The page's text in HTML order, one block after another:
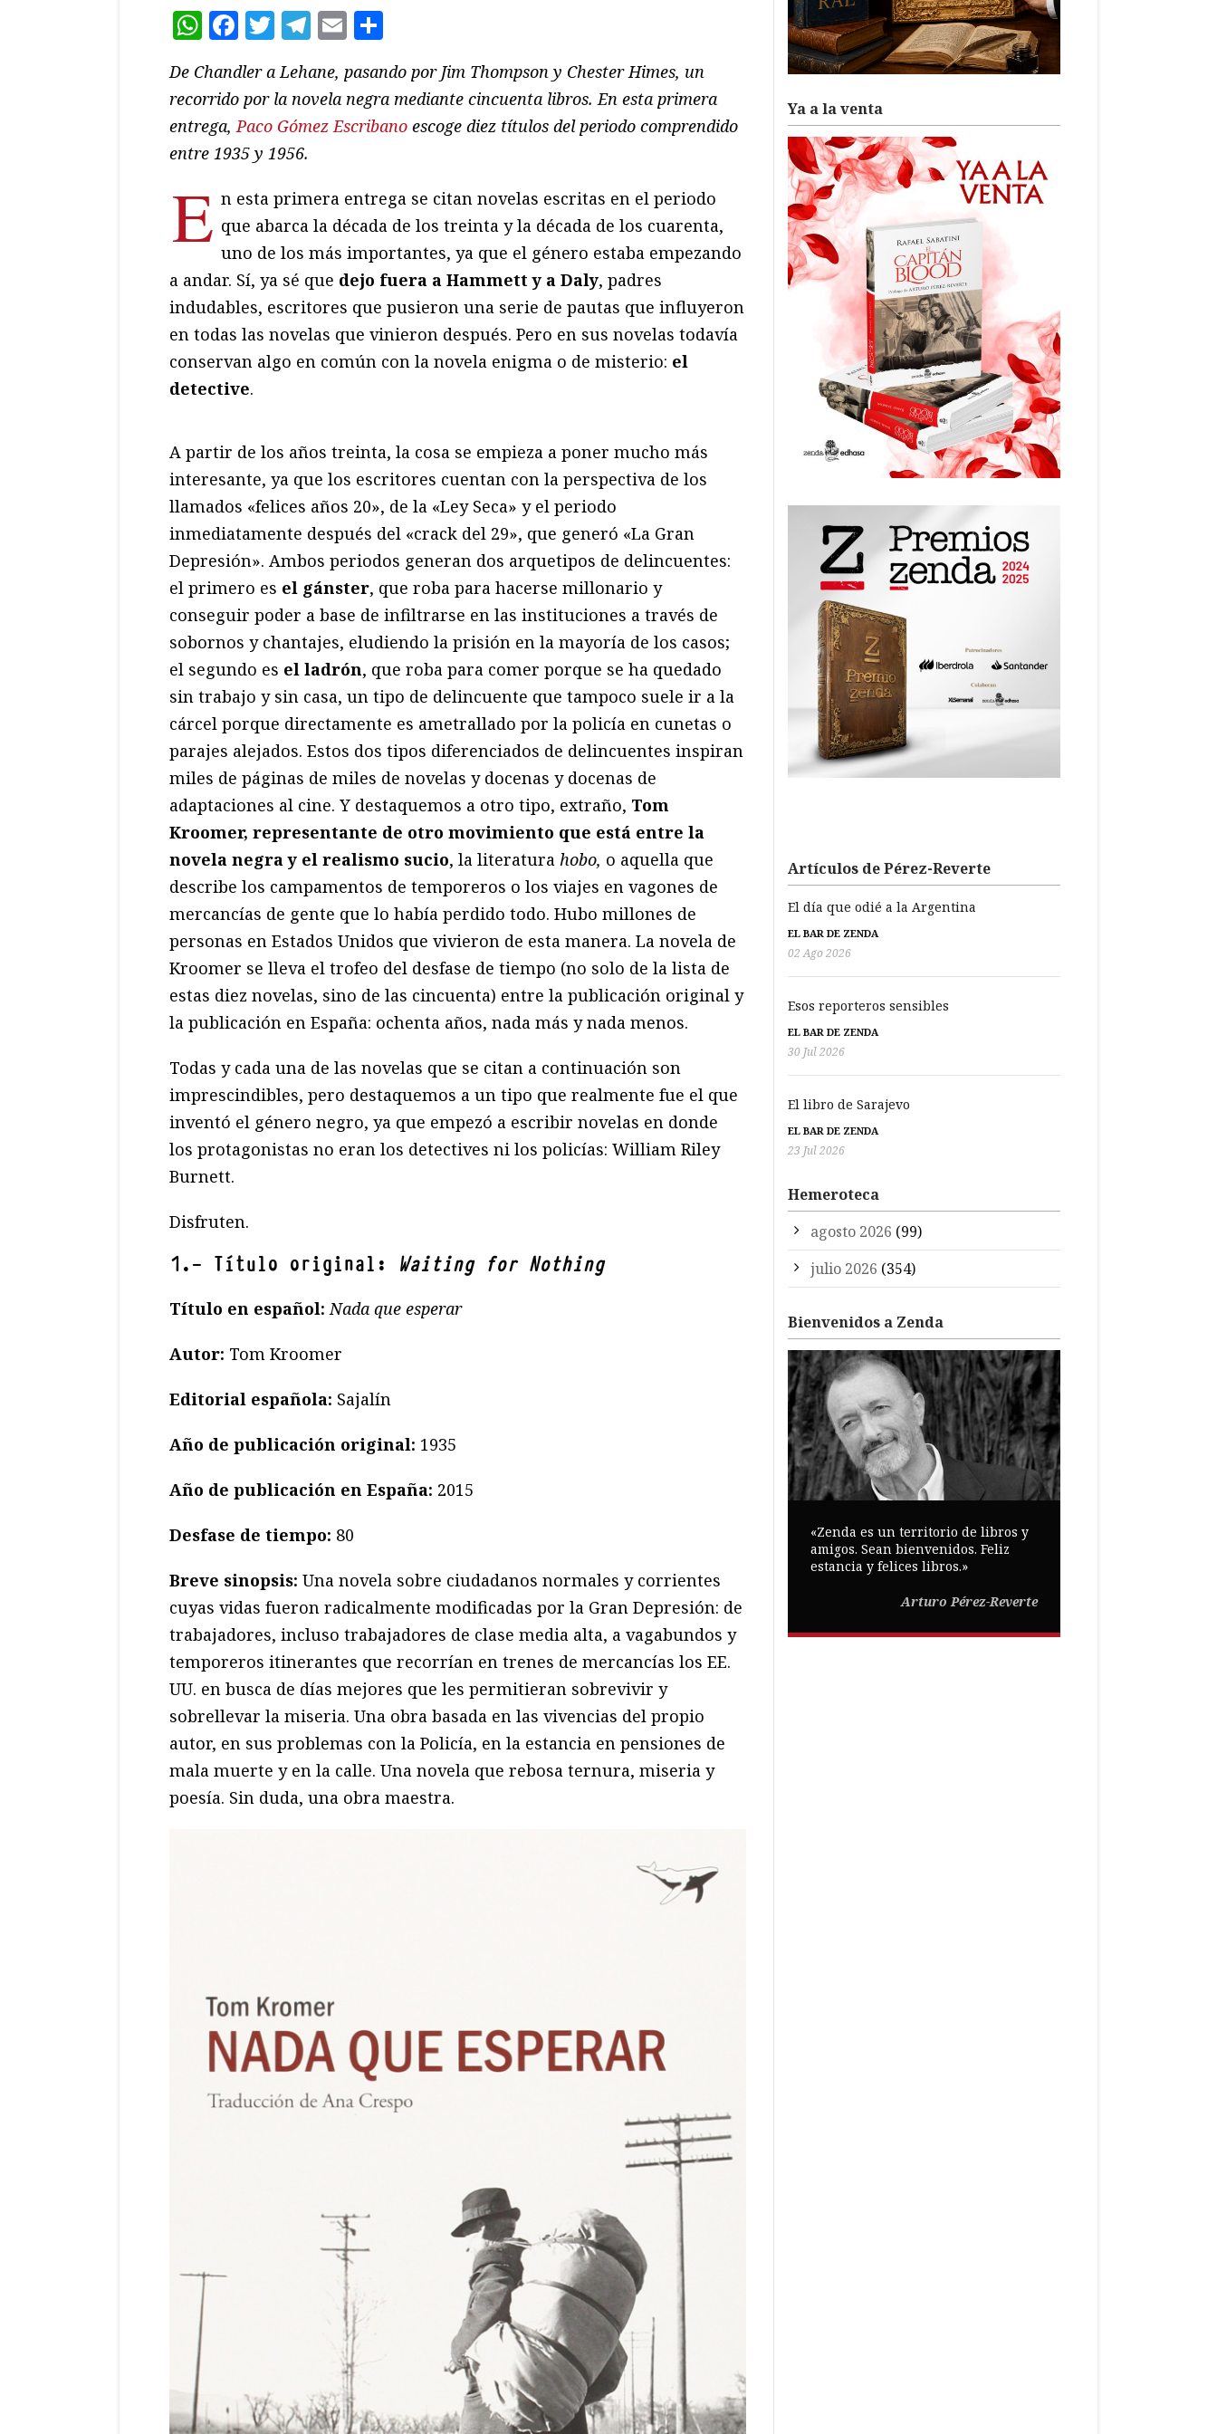
WhatsApp
Facebook
Twitter
Telegram
Email
De Chandler a Lehane, pasando por Jim Thompson y Chester Himes, un
recorrido por la novela negra mediante cincuenta libros. En esta primera
entrega,Paco Gómez Escribano escoge diez títulos del periodo comprendido
entre 1935 y 1956.
E n esta primera entrega se citan novelas escritas en el periodo
que abarca la década de los treinta y la década de los cuarenta,
uno de los más importantes, ya que el género estaba empezando
a andar. Sí, ya sé que dejo fuera a Hammett y a Daly, padres
indudables, escritores que pusieron una serie de pautas que influyeron
en todas las novelas que vinieron después. Pero en sus novelas todavía
conservan algo en común con la novela enigma o de misterio: el
detective.
A partir de los años treinta, la cosa se empieza a poner mucho más
interesante, ya que los escritores cuentan con la perspectiva de los
llamados «felices años 20», de la «Ley Seca» y el periodo
inmediatamente después del «crack del 29», que generó «La Gran
Depresión». Ambos periodos generan dos arquetipos de delincuentes:
el primero es el gánster, que roba para hacerse millonario y
conseguir poder a base de infiltrarse en las instituciones a través de
sobornos y chantajes, eludiendo la prisión en la mayoría de los casos;
el segundo es el ladrón, que roba para comer porque se ha quedado
sin trabajo y sin casa, un tipo de delincuente que tampoco suele ir a la
cárcel porque directamente es ametrallado por la policía en cunetas o
parajes alejados. Estos dos tipos diferenciados de delincuentes inspiran
miles de páginas de miles de novelas y docenas y docenas de
adaptaciones al cine. Y destaquemos a otro tipo, extraño, Tom
Kroomer, representante de otro movimiento que está entre la
novela negra y el realismo sucio, la literatura hobo, o aquella que
describe los campamentos de temporeros o los viajes en vagones de
mercancías de gente que lo había perdido todo. Hubo millones de
personas en Estados Unidos que vivieron de esta manera. La novela de
Kroomer se lleva el trofeo del desfase de tiempo (no solo de la lista de
estas diez novelas, sino de las cincuenta) entre la publicación original y
la publicación en España: ochenta años, nada más y nada menos.
Todas y cada una de las novelas que se citan a continuación son
imprescindibles, pero destaquemos a un tipo que realmente fue el que
inventó el género negro, ya que empezó a escribir novelas en donde
los protagonistas no eran los detectives ni los policías: William Riley
Burnett.
Disfruten.
1.- Título original: Waiting for Nothing
Título en español:Nada que esperar
Autor: Tom Kroomer
Editorial española: Sajalín
Año de publicación original: 1935
Año de publicación en España: 2015
Desfase de tiempo: 80
Breve sinopsis: Una novela sobre ciudadanos normales y corrientes
cuyas vidas fueron radicalmente modificadas por la Gran Depresión: de
trabajadores, incluso trabajadores de clase media alta, a vagabundos y
temporeros itinerantes que recorrían en trenes de mercancías los EE.
UU. en busca de días mejores que les permitieran sobrevivir y
sobrellevar la miseria. Una obra basada en las vivencias del propio
autor, en sus problemas con la Policía, en la estancia en pensiones de
mala muerte y en la calle. Una novela que rebosa ternura, miseria y
poesía. Sin duda, una obra maestra.
Ya a la venta
Artículos de Pérez-Reverte
El día que odié a la Argentina
EL BAR DE ZENDA
02 Ago 2026
Esos reporteros sensibles
EL BAR DE ZENDA
30 Jul 2026
El libro de Sarajevo
EL BAR DE ZENDA
23 Jul 2026
Hemeroteca
agosto 2026 (99)
julio 2026 (354)
Bienvenidos a Zenda
«Zenda es un territorio de libros y
amigos. Sean bienvenidos. Feliz
estancia y felices libros.»
Arturo Pérez-Reverte